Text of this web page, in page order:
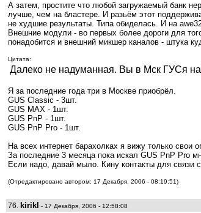
А затем, простите что любой загружаемый банк
лучше, чем на бластере. И разьём этот
не худшие результаты. Типа обиделась. И на
Внешние модули - во первых более дороги для
понадобится и внешний микшер каналов - штука
Цитата:
Далеко не надуманная. Вы в Мск ГУСя
Я за последние года три в Москве приобрёл.
GUS Classic - 3шт.
GUS MAX - 1шт.
GUS PnP - 1шт.
GUS PnP Pro - 1шт.
На всех интернет барахолках я вижу только свои
За последние 3 месяца пока искал GUS PnP Pro
Если надо, давай мыло. Кину контакты для связи
(Отредактировано автором: 17 Декабря, 2006 - 08:19:51)
76. kirikl - 17 Декабря, 2006 - 12:58:08